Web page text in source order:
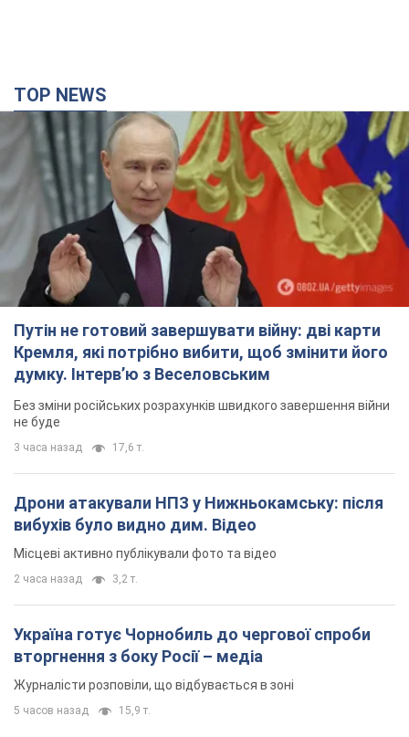
TOP NEWS
Путін не готовий завершувати війну: дві карти
Кремля, які потрібно вибити, щоб змінити його
думку. Інтерв’ю з Веселовським
Без зміни російських розрахунків швидкого завершення війни
не буде
3 часа назад 17,6 т.
Дрони атакували НПЗ у Нижньокамську: після
вибухів було видно дим. Відео
Місцеві активно публікували фото та відео
2 часа назад 3,2 т.
Україна готує Чорнобиль до чергової спроби
вторгнення з боку Росії – медіа
Журналісти розповіли, що відбувається в зоні
5 часов назад 15,9 т.